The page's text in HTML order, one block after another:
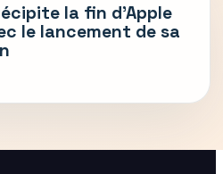
la fin d’Apple
le lancement de sa